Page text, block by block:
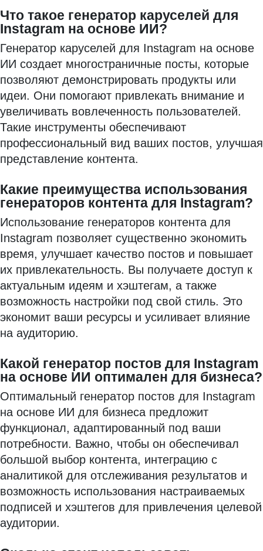
Что такое генератор каруселей для
Instagram на основе ИИ?
Генератор каруселей для Instagram на основе
ИИ создает многостраничные посты, которые
позволяют демонстрировать продукты или
идеи. Они помогают привлекать внимание и
увеличивать вовлеченность пользователей.
Такие инструменты обеспечивают
профессиональный вид ваших постов, улучшая
представление контента.
Какие преимущества использования
генераторов контента для Instagram?
Использование генераторов контента для
Instagram позволяет существенно экономить
время, улучшает качество постов и повышает
их привлекательность. Вы получаете доступ к
актуальным идеям и хэштегам, а также
возможность настройки под свой стиль. Это
экономит ваши ресурсы и усиливает влияние
на аудиторию.
Какой генератор постов для Instagram
на основе ИИ оптимален для бизнеса?
Оптимальный генератор постов для Instagram
на основе ИИ для бизнеса предложит
функционал, адаптированный под ваши
потребности. Важно, чтобы он обеспечивал
большой выбор контента, интеграцию с
аналитикой для отслеживания результатов и
возможность использования настраиваемых
подписей и хэштегов для привлечения целевой
аудитории.